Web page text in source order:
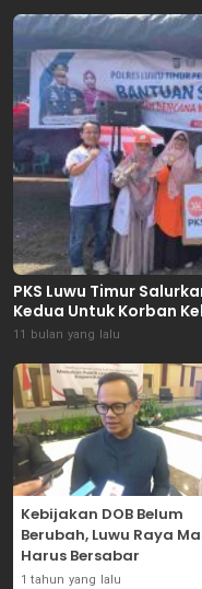
PKS Luwu Timur
Kedua Untuk Korban
11 bulan yang lalu
Kebijakan DOB Belum
Berubah, Luwu Raya
Harus Bersabar
1 tahun yang lalu